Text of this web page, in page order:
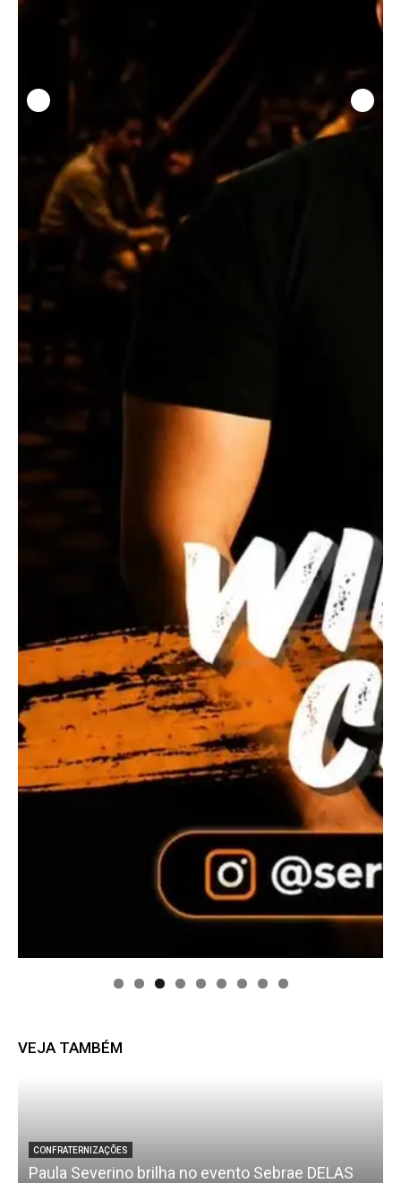
VEJA TAMBÉM
BALADAS